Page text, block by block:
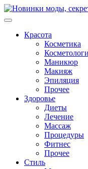
Перейти
к
Красота
Косметика
Маникюр
Макияж
Эпиляция
Прочее
Здоровье
Диеты
Лечение
Массаж
Процедуры
Фитнес
Прочее
Стиль